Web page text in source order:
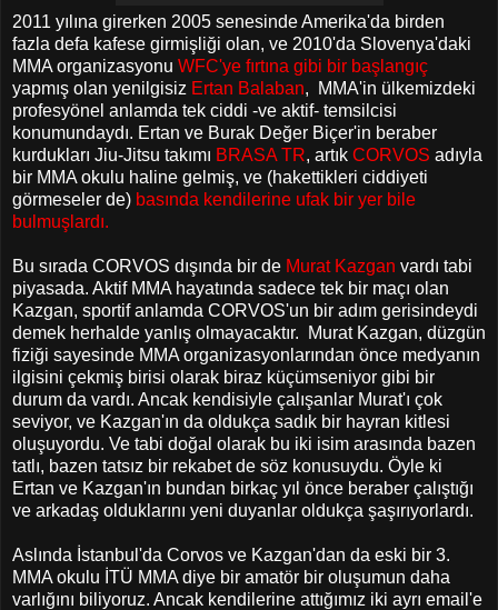
2011 yılına girerken 2005 senesinde Amerika'da birden
fazla defa kafese girmişliği olan, ve 2010'da Slovenya'daki
MMA organizasyonu WFC'ye fırtına gibi bir başlangıç
yapmış olan yenilgisiz Ertan Balaban, MMA'in ülkemizdeki
profesyönel anlamda tek ciddi -ve aktif- temsilcisi
konumundaydı. Ertan ve Burak Değer Biçer'in beraber
kurdukları Jiu-Jitsu takımı BRASA TR, artık CORVOS adıyla
bir MMA okulu haline gelmiş, ve (hakettikleri ciddiyeti
görmeseler de) basında kendilerine ufak bir yer bile
bulmuşlardı.
Bu sırada CORVOS dışında bir de Murat Kazgan vardı tabi
piyasada. Aktif MMA hayatında sadece tek bir maçı olan
Kazgan, sportif anlamda CORVOS'un bir adım gerisindeydi
demek herhalde yanlış olmayacaktır. Murat Kazgan, düzgün
fiziği sayesinde MMA organizasyonlarından önce medyanın
ilgisini çekmiş birisi olarak biraz küçümseniyor gibi bir
durum da vardı. Ancak kendisiyle çalışanlar Murat'ı çok
seviyor, ve Kazgan'ın da oldukça sadık bir hayran kitlesi
oluşuyordu. Ve tabi doğal olarak bu iki isim arasında bazen
tatlı, bazen tatsız bir rekabet de söz konusuydu. Öyle ki
Ertan ve Kazgan'ın bundan birkaç yıl önce beraber çalıştığı
ve arkadaş olduklarını yeni duyanlar oldukça şaşırıyorlardı.
Aslında İstanbul'da Corvos ve Kazgan'dan da eski bir 3.
MMA okulu İTÜ MMA diye bir amatör bir oluşumun daha
varlığını biliyoruz. Ancak kendilerine attığımız iki ayrı email'e